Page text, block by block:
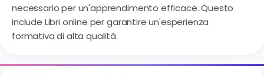
necessario per un'apprendimento efficace. Questo
include Libri online per garantire un'esperienza
formativa di alta qualità.